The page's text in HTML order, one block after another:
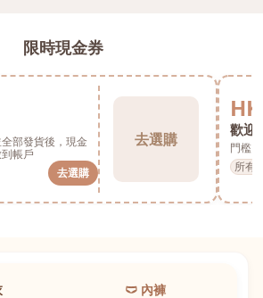
限時現金券
部發貨後，現金
帳戶
去選購
去選購
歡迎
門檻
所有
🩲 內褲